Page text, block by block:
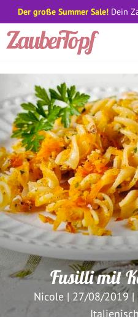
Zum
Inhalt
Fusilli mit
Nicole | 27/08/2019 |
Der große Summer Sale!Dein